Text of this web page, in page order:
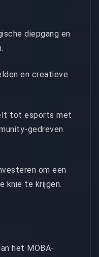
diepgang en
en creatieve
tot esports met
gedreven
om een
knie te krijgen.
het MOBA-